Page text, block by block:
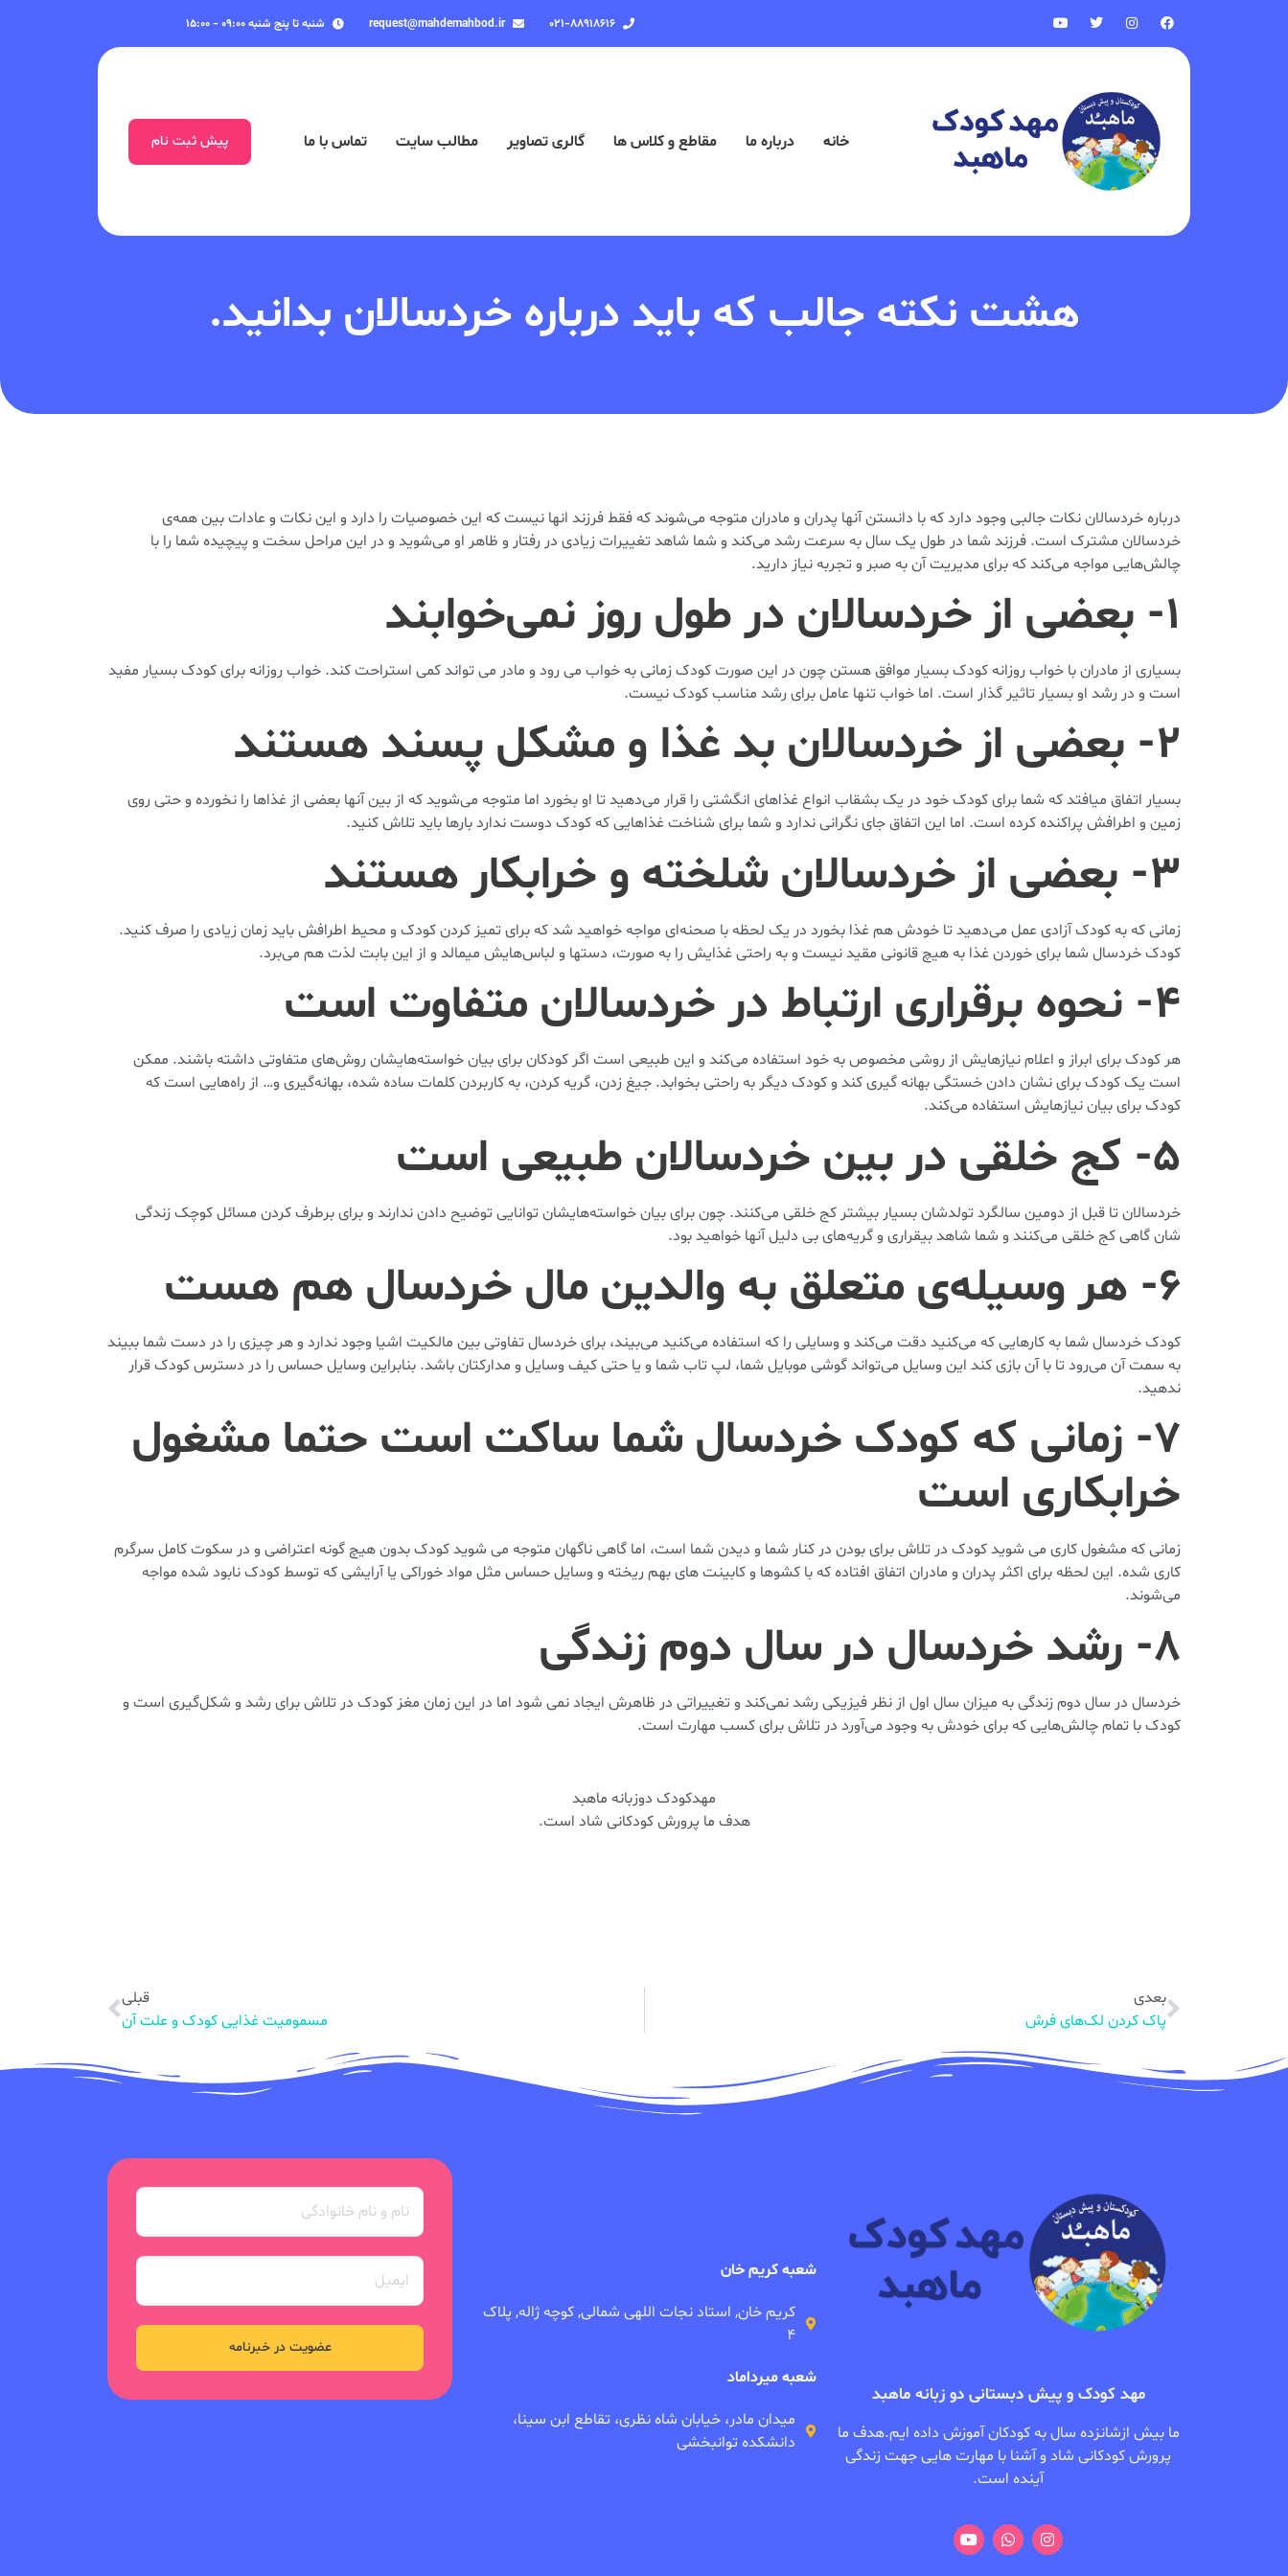
۰۲۱-۸۸۹۱۸۶۱۶ request@mahdemahbod.ir شنبه تا پنج شنبه ۰۹:۰۰ - ۱۵:۰۰
خانه درباره ما مقاطع و کلاس ها گالری تصاویر مطالب سایت تماس با ما پیش ثبت نام
هشت نکته جالب که باید درباره خردسالان بدانید.
درباره خردسالان نکات جالبی وجود دارد که با دانستن آنها پدران و مادران متوجه می‌شوند که فقط فرزند انها نیست که این خصوصیات را دارد و این نکات و عادات بین همه‌ی
خردسالان مشترک است. فرزند شما در طول یک سال به سرعت رشد می‌کند و شما شاهد تغییرات زیادی در رفتار و ظاهر او می‌شوید و در این مراحل سخت و پیچیده شما را با
چالش‌هایی مواجه می‌کند که برای مدیریت آن به صبر و تجربه نیاز دارید.
۱- بعضی از خردسالان در طول روز نمی‌خوابند
بسیاری از مادران با خواب روزانه کودک بسیار موافق هستن چون در این صورت کودک زمانی به خواب می رود و مادر می تواند کمی استراحت کند. خواب روزانه برای کودک بسیار مفید
است و در رشد او بسیار تاثیر گذار است. اما خواب تنها عامل برای رشد مناسب کودک نیست.
۲- بعضی از خردسالان بد غذا و مشکل پسند هستند
بسیار اتفاق میافتد که شما برای کودک خود در یک بشقاب انواع غذاهای انگشتی را قرار می‌دهید تا او بخورد اما متوجه می‌شوید که از بین آنها بعضی از غذاها را نخورده و حتی روی
زمین و اطرافش پراکنده کرده است. اما این اتفاق جای نگرانی ندارد و شما برای شناخت غذاهایی که کودک دوست ندارد بارها باید تلاش کنید.
۳- بعضی از خردسالان شلخته و خرابکار هستند
زمانی که به کودک آزادی عمل می‌دهید تا خودش هم غذا بخورد در یک لحظه با صحنه‌ای مواجه خواهید شد که برای تمیز کردن کودک و محیط اطرافش باید زمان زیادی را صرف کنید.
کودک خردسال شما برای خوردن غذا به هیچ قانونی مقید نیست و به راحتی غذایش را به صورت، دستها و لباس‌هایش میمالد و از این بابت لذت هم می‌برد.
۴- نحوه برقراری ارتباط در خردسالان متفاوت است
هر کودک برای ابراز و اعلام نیازهایش از روشی مخصوص به خود استفاده می‌کند و این طبیعی است اگر کودکان برای بیان خواسته‌هایشان روش‌های متفاوتی داشته باشند. ممکن
است یک کودک برای نشان دادن خستگی بهانه گیری کند و کودک دیگر به راحتی بخوابد. جیغ زدن، گریه کردن، به کاربردن کلمات ساده شده، بهانه‌گیری و… از راه‌هایی است که
کودک برای بیان نیازهایش استفاده می‌کند.
۵- کج خلقی در بین خردسالان طبیعی است
خردسالان تا قبل از دومین سالگرد تولدشان بسیار بیشتر کج خلقی می‌کنند. چون برای بیان خواسته‌هایشان توانایی توضیح دادن ندارند و برای برطرف کردن مسائل کوچک زندگی
شان گاهی کج خلقی می‌کنند و شما شاهد بیقراری و گریه‌های بی دلیل آنها خواهید بود.
۶- هر وسیله‌ی متعلق به والدین مال خردسال هم هست
کودک خردسال شما به کارهایی که می‌کنید دقت می‌کند و وسایلی را که استفاده می‌کنید می‌بیند، برای خردسال تفاوتی بین مالکیت اشیا وجود ندارد و هر چیزی را در دست شما ببیند
به سمت آن می‌رود تا با آن بازی کند این وسایل می‌تواند گوشی موبایل شما، لپ تاب شما و یا حتی کیف وسایل و مدارکتان باشد. بنابراین وسایل حساس را در دسترس کودک قرار
ندهید.
۷- زمانی که کودک خردسال شما ساکت است حتما مشغول
خرابکاری است
زمانی که مشغول کاری می شوید کودک در تلاش برای بودن در کنار شما و دیدن شما است، اما گاهی ناگهان متوجه می شوید کودک بدون هیچ گونه اعتراضی و در سکوت کامل سرگرم
کاری شده. این لحظه برای اکثر پدران و مادران اتفاق افتاده که با کشو‌ها و کابینت های بهم ریخته و وسایل حساس مثل مواد خوراکی یا آرایشی که توسط کودک نابود شده مواجه
می‌شوند.
۸- رشد خردسال در سال دوم زندگی
خردسال در سال دوم زندگی به میزان سال اول از نظر فیزیکی رشد نمی‌کند و تغییراتی در ظاهرش ایجاد نمی شود اما در این زمان مغز کودک در تلاش برای رشد و شکل‌گیری است و
کودک با تمام چالش‌هایی که برای خودش به وجود ‌می‌آورد در تلاش برای کسب مهارت است.
مهدکودک دوزبانه ماهبد
هدف ما پرورش کودکانی شاد است.
بعدی
پاک کردن لک‌های فرش
قبلی
مسمومیت غذایی کودک و علت آن
مهد کودک و پیش دبستانی دو زبانه ماهبد
ما بیش ازشانزده سال به کودکان آموزش داده ایم.هدف ما
پرورش کودکانی شاد و آشنا با مهارت هایی جهت زندگی
آینده است.
شعبه کریم خان
کریم خان, استاد نجات اللهی شمالی, کوچه ژاله, پلاک
۴
شعبه میرداماد
میدان مادر، خیابان شاه نظری، تقاطع ابن سینا،
دانشکده توانبخشی
عضویت در خبرنامه